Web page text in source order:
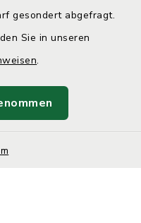
gesondert abgefragt.
Sie in unseren
.